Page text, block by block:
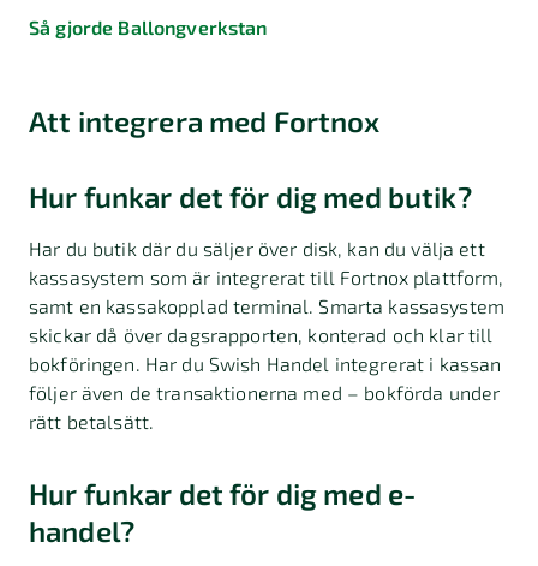
Så gjorde Ballongverkstan
Att integrera med Fortnox
Hur funkar det för dig med butik?
Har du butik där du säljer över disk, kan du välja ett
kassasystem som är integrerat till Fortnox plattform,
samt en kassakopplad terminal. Smarta kassasystem
skickar då över dagsrapporten, konterad och klar till
bokföringen. Har du Swish Handel integrerat i kassan
följer även de transaktionerna med – bokförda under
rätt betalsätt.
Hur funkar det för dig med e-
handel?